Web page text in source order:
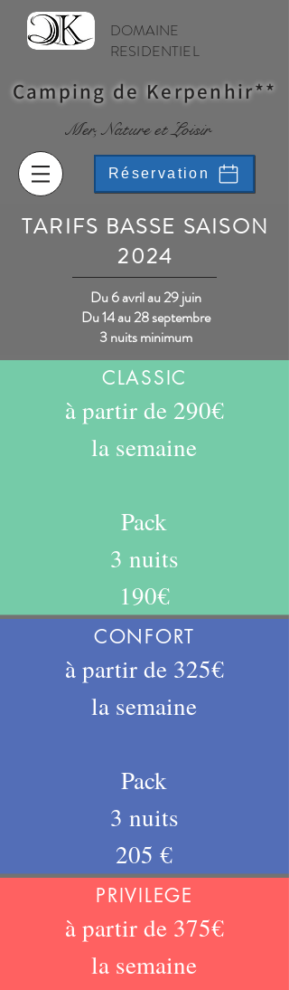
DOMAINE
RESIDENTIEL
Camping de Kerpenhir**
Mer, Nature et Loisir
Réservation
TARIFS BASSE SAISON
2024
Du 6 avril au 29 juin
Du 14 au 28 septembre
3 nuits minimum
CLASSIC
à partir de 290€
la semaine
Pack
3 nuits
190€
CONFORT
à partir de 325€
la semaine
Pack
3 nuits
205 €
PRIVILEGE
à partir de 375€
la semaine